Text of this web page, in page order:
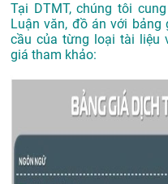
Tại DTMT, chúng tôi
Luận văn, đồ án với bảng
cầu của từng loại tài liệu
giá tham khảo: